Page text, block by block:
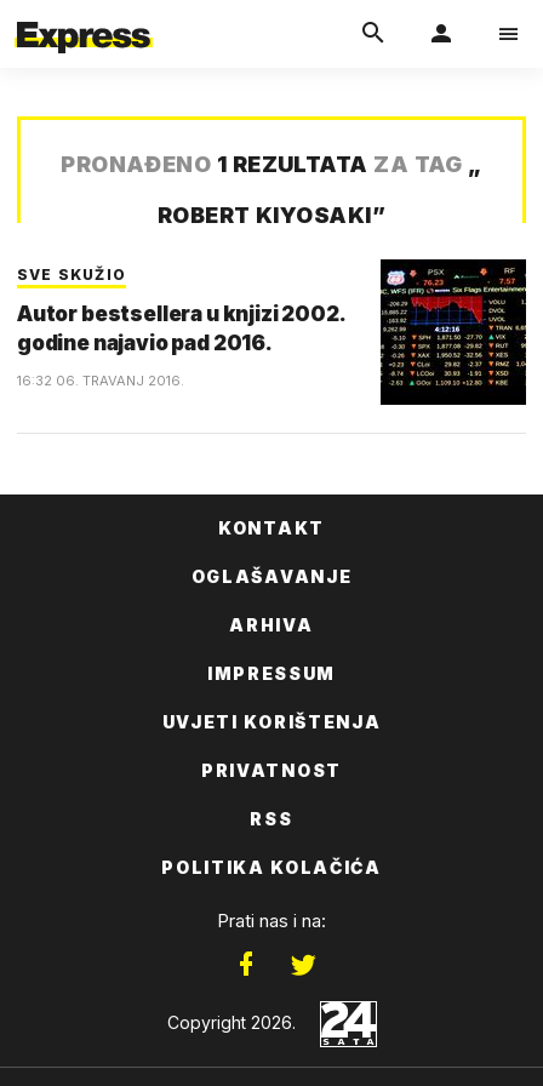
PRONAĐENO 1 REZULTATA ZA TAG „
ROBERT KIYOSAKI”
SVE SKUŽIO
Autor bestsellera u knjizi 2002.
godine najavio pad 2016.
16:32 06. TRAVANJ 2016.
KONTAKT
OGLAŠAVANJE
ARHIVA
IMPRESSUM
UVJETI KORIŠTENJA
PRIVATNOST
RSS
POLITIKA KOLAČIĆA
Prati nas i na:
Copyright 2026.